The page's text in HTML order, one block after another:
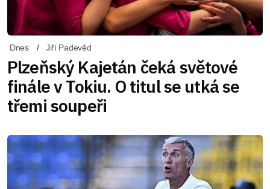
Dnes Jiří Padevěd
Plzeňský Kajetán čeká světové
finále v Tokiu. O titul se utká se
třemi soupeři